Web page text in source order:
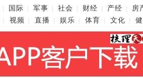
国际 军事 社会 财经 产经 房
视频 直播 娱乐 体育 文化